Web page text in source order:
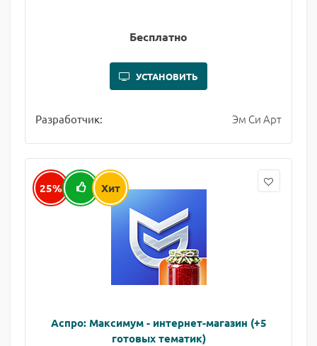
Бесплатно
УСТАНОВИТЬ
Разработчик: Эм Си Арт
25% Хит
Аспро: Максимум - интернет-магазин (+5
готовых тематик)